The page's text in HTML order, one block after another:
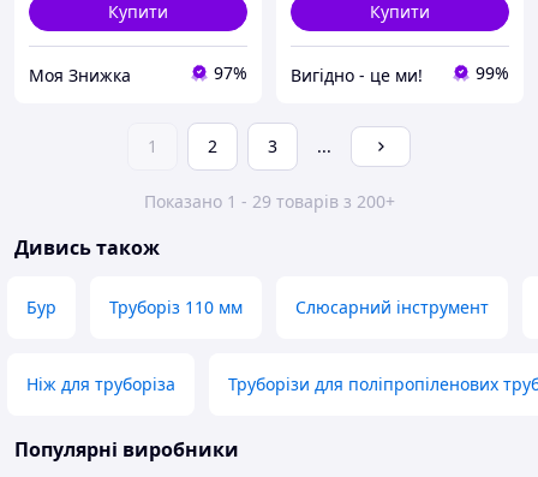
Купити
Моя Знижка 97%
Купити
Вигiдно - це ми! 99%
1 2 3 ...
Показано 1 - 29 товарів з 200+
Дивись також
Бур Труборіз 110 мм Слюсарний інструмент
Ніж для труборіза Труборізи для поліпропіленових
Популярні виробники